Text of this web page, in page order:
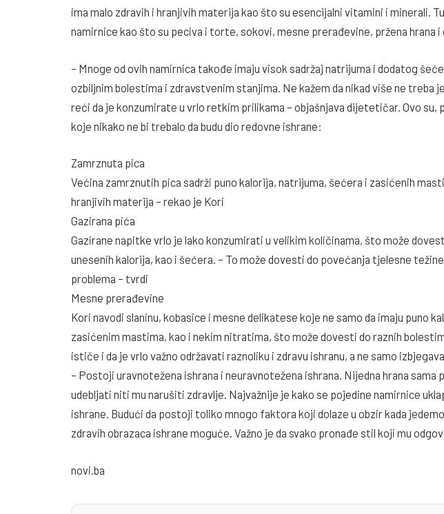
ima malo zdravih i hranjivih materija kao što su esencijalni vitamini i minerali.
namirnice kao što su peciva i torte, sokovi, mesne prerađevine, pržena hrana i
– Mnoge od ovih namirnica takođe imaju visok sadržaj natrijuma i dodatog
ozbiljnim bolestima i zdravstvenim stanjima. Ne kažem da nikad više ne treba
reći da je konzumirate u vrlo retkim prilikama – objašnjava dijetetičar. Ovo su,
koje nikako ne bi trebalo da budu dio redovne ishrane:
Zamrznuta pica
Većina zamrznutih pica sadrži puno kalorija, natrijuma, šećera i zasićenih
hranjivih materija – rekao je Kori
Gazirana pića
Gazirane napitke vrlo je lako konzumirati u velikim količinama, što može
unesenih kalorija, kao i šećera. – To može dovesti do povećanja tjelesne
problema – tvrdi
Mesne prerađevine
Kori navodi slaninu, kobasice i mesne delikatese koje ne samo da imaju puno
zasićenim mastima, kao i nekim nitratima, što može dovesti do raznih
ističe i da je vrlo važno održavati raznoliku i zdravu ishranu, a ne samo
– Postoji uravnotežena ishrana i neuravnotežena ishrana. Nijedna hrana sama
udebljati niti mu narušiti zdravlje. Najvažnije je kako se pojedine namirnice
ishrane. Budući da postoji toliko mnogo faktora koji dolaze u obzir kada
zdravih obrazaca ishrane moguće. Važno je da svako pronađe stil koji mu
novi.ba